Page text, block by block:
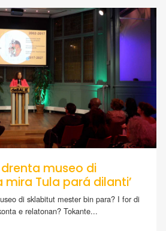
museo di
Tula pará dilanti’
di sklabitut mester bin para? I for di
e relatonan? Tokante...